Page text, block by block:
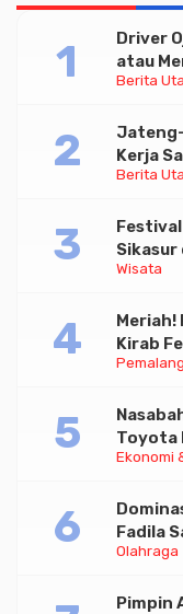
Berita
Driver
atau
Berita
Kerja
Triliun
Wisata
Sikasur
Wisata
Meriah!
Kirab
Ekonomi
Toyota
Olahraga
Fadila
Pimpin